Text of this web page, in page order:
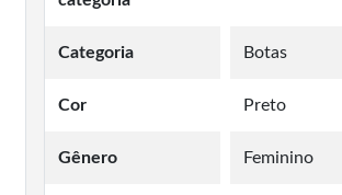
Categoria Botas
Cor Preto
Gênero Feminino